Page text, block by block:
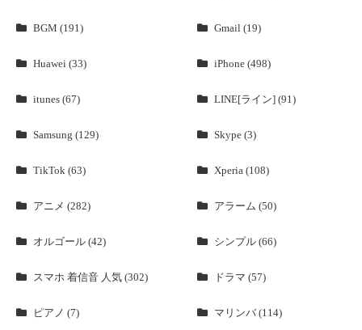
BGM (191) Gmail (19)
Huawei (33) iPhone (498)
itunes (67) LINE[ライン] (91)
Samsung (129) Skype (3)
TikTok (63) Xperia (108)
アニメ (282) アラーム (50)
オルゴール (42) シンプル (66)
スマホ 着信音 人気 (302) ドラマ (57)
ピアノ (7) マリンバ (114)